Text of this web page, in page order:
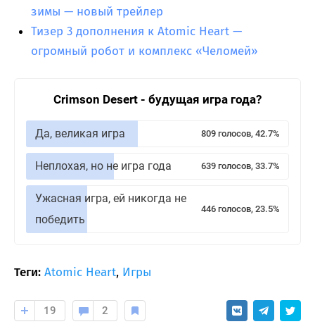
зимы — новый трейлер
Тизер 3 дополнения к Atomic Heart —
огромный робот и комплекс «Челомей»
Crimson Desert - будущая игра года?
Да, великая игра 809 голосов, 42.7%
Неплохая, но не игра года 639 голосов, 33.7%
Ужасная игра, ей никогда не
победить
446 голосов, 23.5%
Теги: Atomic Heart, Игры
19 2